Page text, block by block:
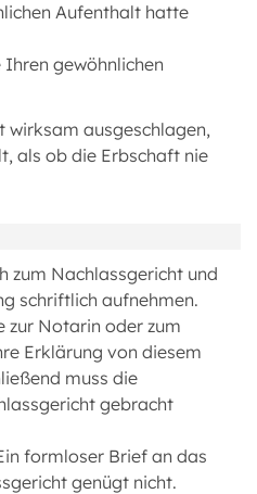
Aufenthalt hatte
Ihren gewöhnlichen
wirksam ausgeschlagen,
als ob die Erbschaft nie
zum Nachlassgericht und
schriftlich aufnehmen.
zur Notarin oder zum
Erklärung von diesem
muss die
gebracht
formloser Brief an das
genügt nicht.